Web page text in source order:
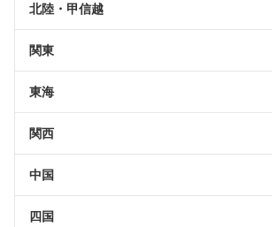
北陸・甲信越
関東
東海
関西
中国
四国